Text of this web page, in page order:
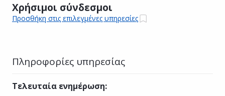
Χρήσιμοι σύνδεσμοι
Προσθήκη στις επιλεγμένες υπηρεσίες
Πληροφορίες υπηρεσίας
Τελευταία ενημέρωση: